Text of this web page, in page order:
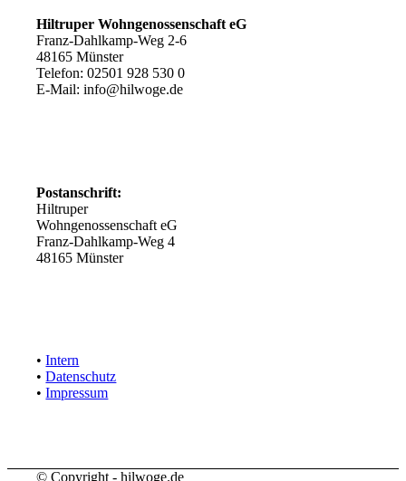
Hiltruper Wohngenossenschaft eG
Franz-Dahlkamp-Weg 2-6
48165 Münster
Telefon: 02501 928 530 0
E-Mail: info@hilwoge.de
Postanschrift:
Hiltruper
Wohngenossenschaft eG
Franz-Dahlkamp-Weg 4
48165 Münster
•Intern
•Datenschutz
•Impressum
© Copyright - hilwoge.de